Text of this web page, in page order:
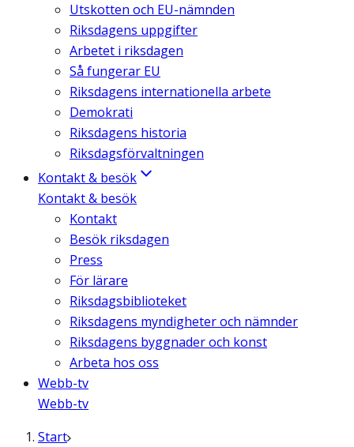
Utskotten och EU-nämnden
Riksdagens uppgifter
Arbetet i riksdagen
Så fungerar EU
Riksdagens internationella arbete
Demokrati
Riksdagens historia
Riksdagsförvaltningen
Kontakt & besök
Kontakt & besök
Kontakt
Besök riksdagen
Press
För lärare
Riksdagsbiblioteket
Riksdagens myndigheter och nämnder
Riksdagens byggnader och konst
Arbeta hos oss
Webb-tv
Webb-tv
Start